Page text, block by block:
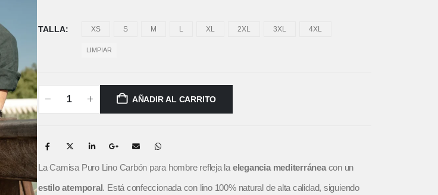
TALLA XS S M L XL 2XL 3XL 4XL
LIMPIAR
AÑADIR AL CARRITO
La Camisa Puro Lino Carbón para hombre refleja laelegancia mediterráneacon un
estilo atemporal. Está confeccionada con lino 100% natural de alta calidad, siguiendo